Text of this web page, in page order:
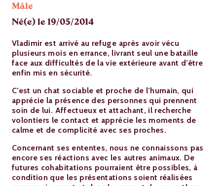
Mâle
Né(e) le 19/05/2014
Vladimir est arrivé au refuge après avoir vécu
plusieurs mois en errance, livrant seul une bataille
face aux difficultés de la vie extérieure avant d’être
enfin mis en sécurité.
C’est un chat sociable et proche de l’humain, qui
apprécie la présence des personnes qui prennent
soin de lui. Affectueux et attachant, il recherche
volontiers le contact et apprécie les moments de
calme et de complicité avec ses proches.
Concernant ses ententes, nous ne connaissons pas
encore ses réactions avec les autres animaux. De
futures cohabitations pourraient être possibles, à
condition que les présentations soient réalisées